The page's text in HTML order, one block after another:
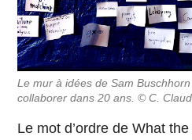
Le mur à idées de Sam
collaborer dans 20 ans. © C.
Le mot d’ordre de What